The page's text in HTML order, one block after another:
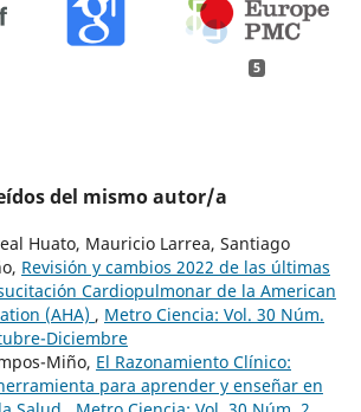
5
del mismo autor/a
Huato, Mauricio Larrea, Santiago
Revisión y cambios 2022 de las últimas
Cardiopulmonar de la American
(AHA) , Metro Ciencia: Vol. 30 Núm.
Diciembre
Miño, El Razonamiento Clínico:
para aprender y enseñar en